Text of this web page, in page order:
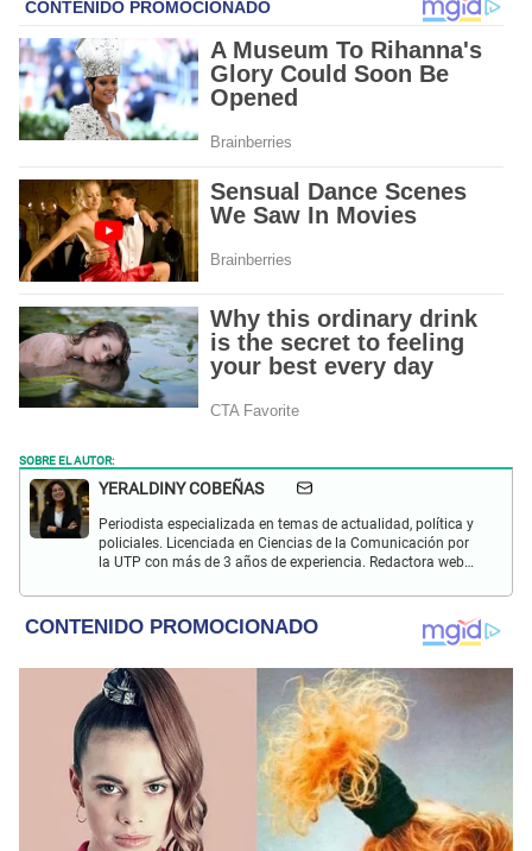
SOBRE EL AUTOR:
YERALDINY COBEÑAS
Periodista especializada en temas de actualidad, política y
policiales. Licenciada en Ciencias de la Comunicación por
la UTP con más de 3 años de experiencia. Redactora web
en temas relacionados con misterios, películas y series
policiales.